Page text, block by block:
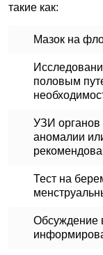
такие как:
Мазок на
половым
УЗИ органов
аномалии
Тест на
Обсуждение